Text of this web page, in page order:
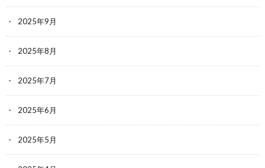
2025年9月
2025年8月
2025年7月
2025年6月
2025年5月